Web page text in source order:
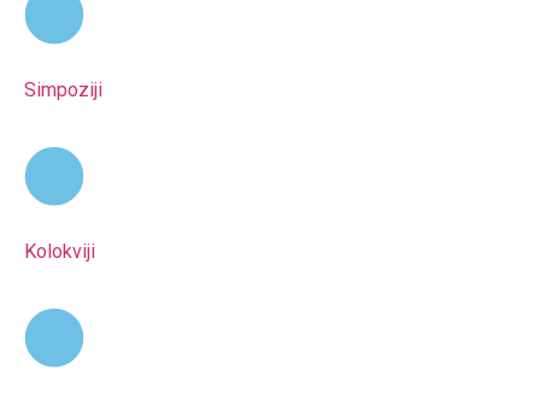
Simpoziji
Kolokviji